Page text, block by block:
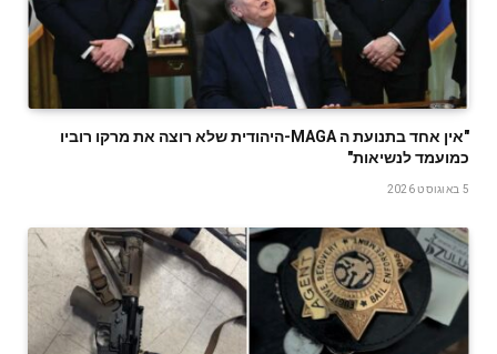
‬כמועמד‭ ‬לנשיאות‭"‬
5 באוגוסט 2026